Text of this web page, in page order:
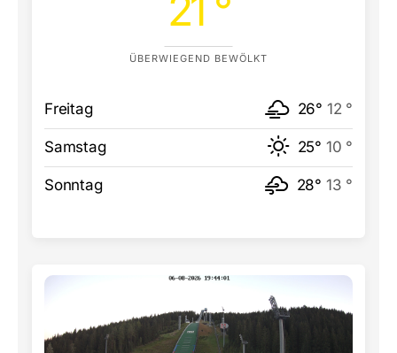
ÜBERWIEGEND BEWÖLKT
Freitag 26° 12 °
Samstag 25° 10 °
Sonntag 28° 13 °